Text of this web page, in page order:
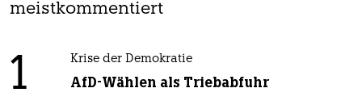
meistkommentiert
1 Krise der Demokratie
AfD-Wählen als Triebabfuhr